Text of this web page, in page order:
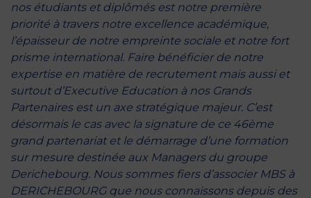
nos étudiants et diplômés est notre première
priorité à travers notre excellence académique,
l’épaisseur de notre empreinte sociale et notre fort
prisme international. Faire bénéficier de notre
expertise en matière de recrutement mais aussi et
surtout d’Executive Education à nos Grands
Partenaires est un axe stratégique majeur. C’est
désormais le cas avec la signature de ce 46ème
grand partenariat et le démarrage d’une formation
sur mesure destinée aux Managers du groupe
Derichebourg. Nous sommes fiers d’associer MBS à
DERICHEBOURG que nous connaissons depuis des